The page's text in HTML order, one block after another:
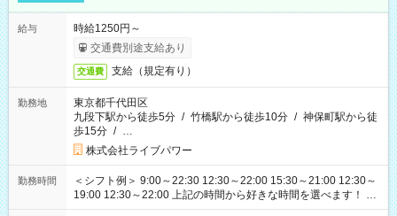
給与
時給1250円～
交通費別途支給あり
交通費 支給（規定有り）
勤務地
東京都千代田区
九段下駅から徒歩5分 / 竹橋駅から徒歩10分 / 神保町駅から徒
歩15分 / …
株式会社ライブパワー
勤務時間
＜シフト例＞ 9:00～22:30 12:30～22:00 15:30～21:00 12:30～
19:00 12:30～22:00 上記の時間から好きな時間を選べます！ ※
時間は変更となる可能性があります